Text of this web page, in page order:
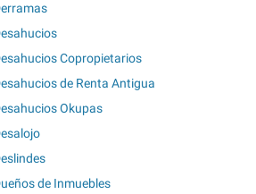
Copropietarios
de Renta Antigua
Okupas
de Inmuebles